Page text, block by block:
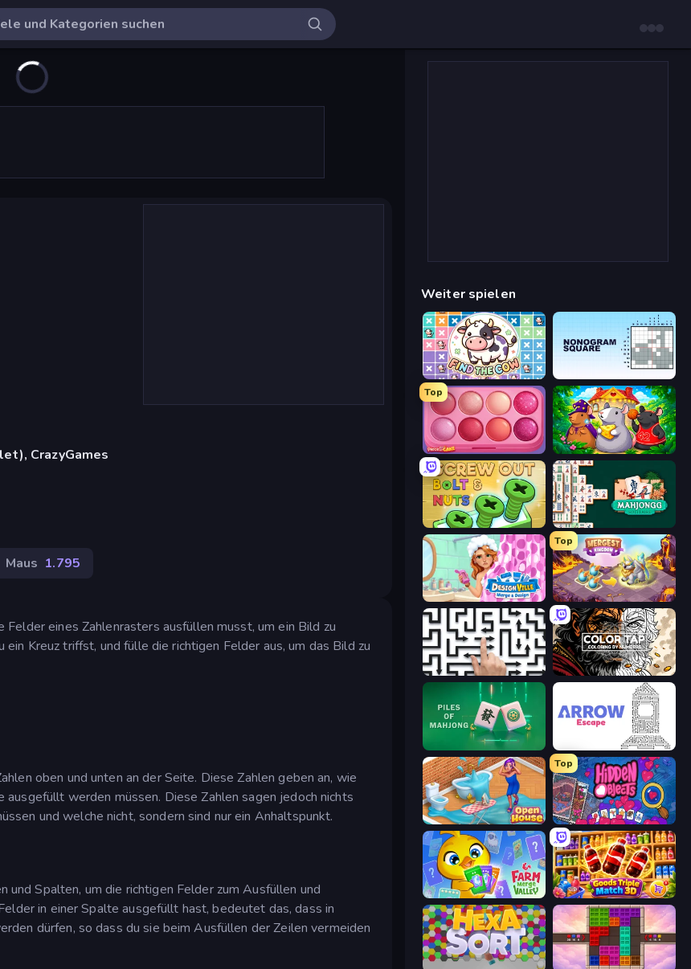
CrazyGames
Maus 1.795
eines Zahlenrasters ausfüllen musst, um ein Bild zu
Kreuz triffst, und fülle die richtigen Felder aus, um das Bild zu
oben und unten an der Seite. Diese Zahlen geben an, wie
werden müssen. Diese Zahlen sagen jedoch nichts
und welche nicht, sondern sind nur ein Anhaltspunkt.
Spalten, um die richtigen Felder zum Ausfüllen und
in einer Spalte ausgefüllt hast, bedeutet das, dass in
dürfen, so dass du sie beim Ausfüllen der Zeilen vermeiden
Weiter spielen
Find The Cow
Top
Piece of Cake: Merge and Bake Rat's House - Nonogram
Screw Out: Bolts and Nuts Mahjongg Solitaire
Designville: Merge & Design
Top
Mergest Kingdom
Arrow Escape: Puzzle Color Tap: Coloring by Numbers
Piles of Mahjong Arrow Escape
Open House
Top
Hidden Objects
Farm Merge Valley Goods Triple Match 3D